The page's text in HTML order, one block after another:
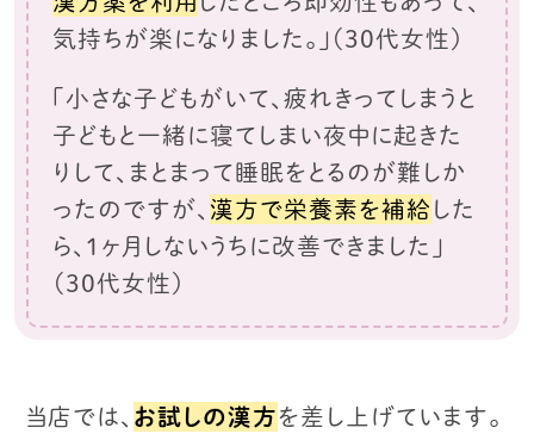
気持ちが楽になりました。」（30代女性）
「小さな子どもがいて、疲れきってしまうと
子どもと一緒に寝てしまい夜中に起きた
りして、まとまって睡眠をとるのが難しか
ったのですが、 漢方で栄養素を補給 した
ら、１ヶ月しないうちに改善できました」
（30代女性）
当店では、 お試しの漢方を差し上げています。